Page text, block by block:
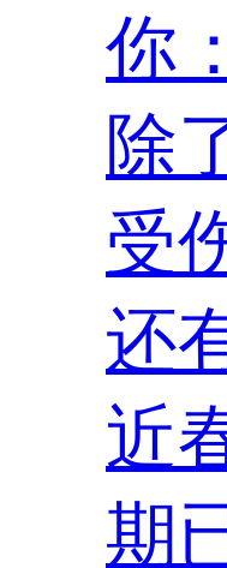
你
除
受
还
近
期